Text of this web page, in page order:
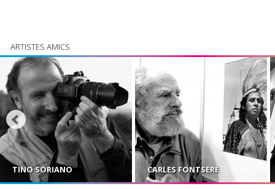
ARTISTES AMICS
TINO SORIANO CARLES FONTSERÈ